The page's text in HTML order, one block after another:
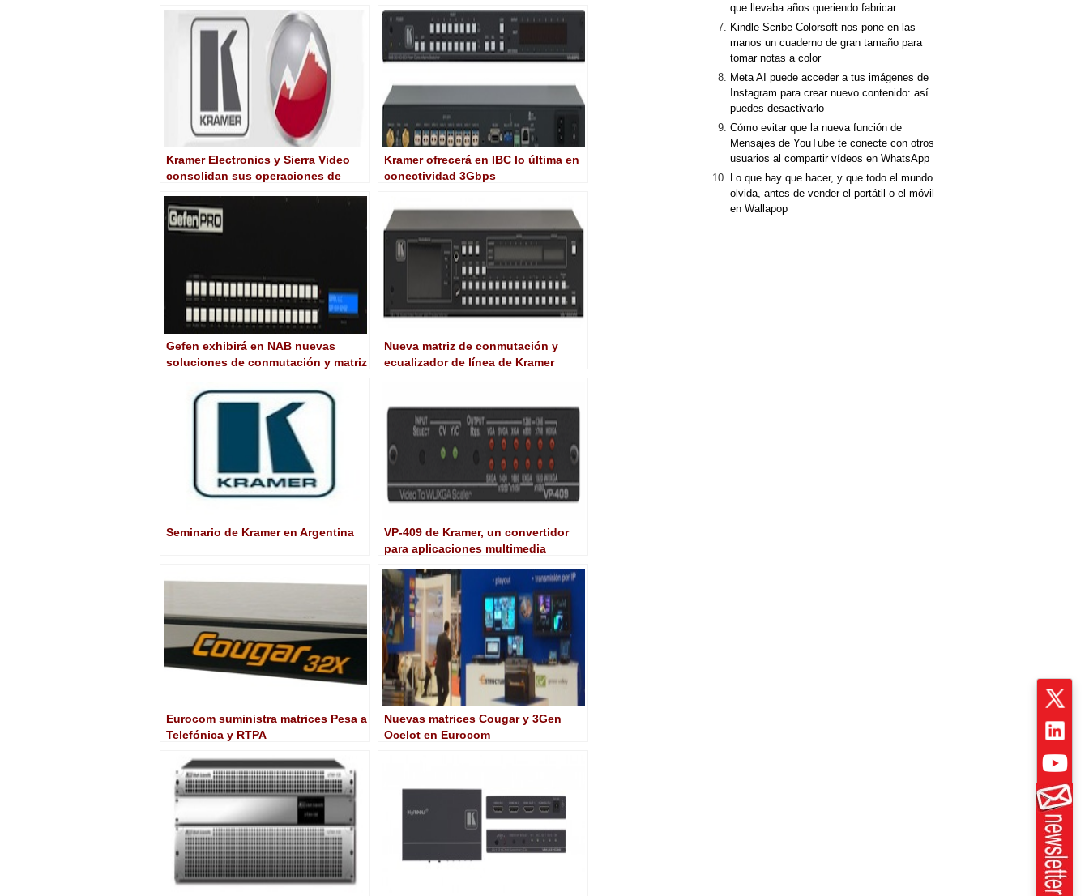
control
Kramer Electronics y Sierra Video
consolidan sus operaciones de
Kramer ofrecerá en IBC lo última en
conectividad 3Gbps
Gefen exhibirá en NAB nuevas
soluciones de conmutación y matriz
Nueva matriz de conmutación y
ecualizador de línea de Kramer
Seminario de Kramer en Argentina
VP-409 de Kramer, un convertidor
para aplicaciones multimedia
Eurocom suministra matrices Pesa a
Telefónica y RTPA
Nuevas matrices Cougar y 3Gen
Ocelot en Eurocom
que llevaba años queriendo fabricar
Kindle Scribe Colorsoft nos pone en las
manos un cuaderno de gran tamaño para
tomar notas a color
Meta AI puede acceder a tus imágenes de
Instagram para crear nuevo contenido: así
puedes desactivarlo
Cómo evitar que la nueva función de
Mensajes de YouTube te conecte con otros
usuarios al compartir vídeos en WhatsApp
Lo que hay que hacer, y que todo el mundo
olvida, antes de vender el portátil o el móvil
en Wallapop